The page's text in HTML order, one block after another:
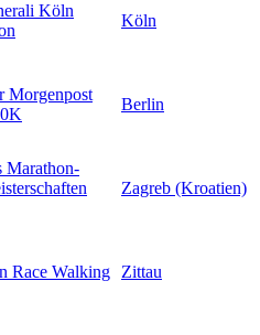
Köln
Köln
Morgenpost
Berlin
Marathon-
Zagreb (Kroatien)
Race Walking Zittau